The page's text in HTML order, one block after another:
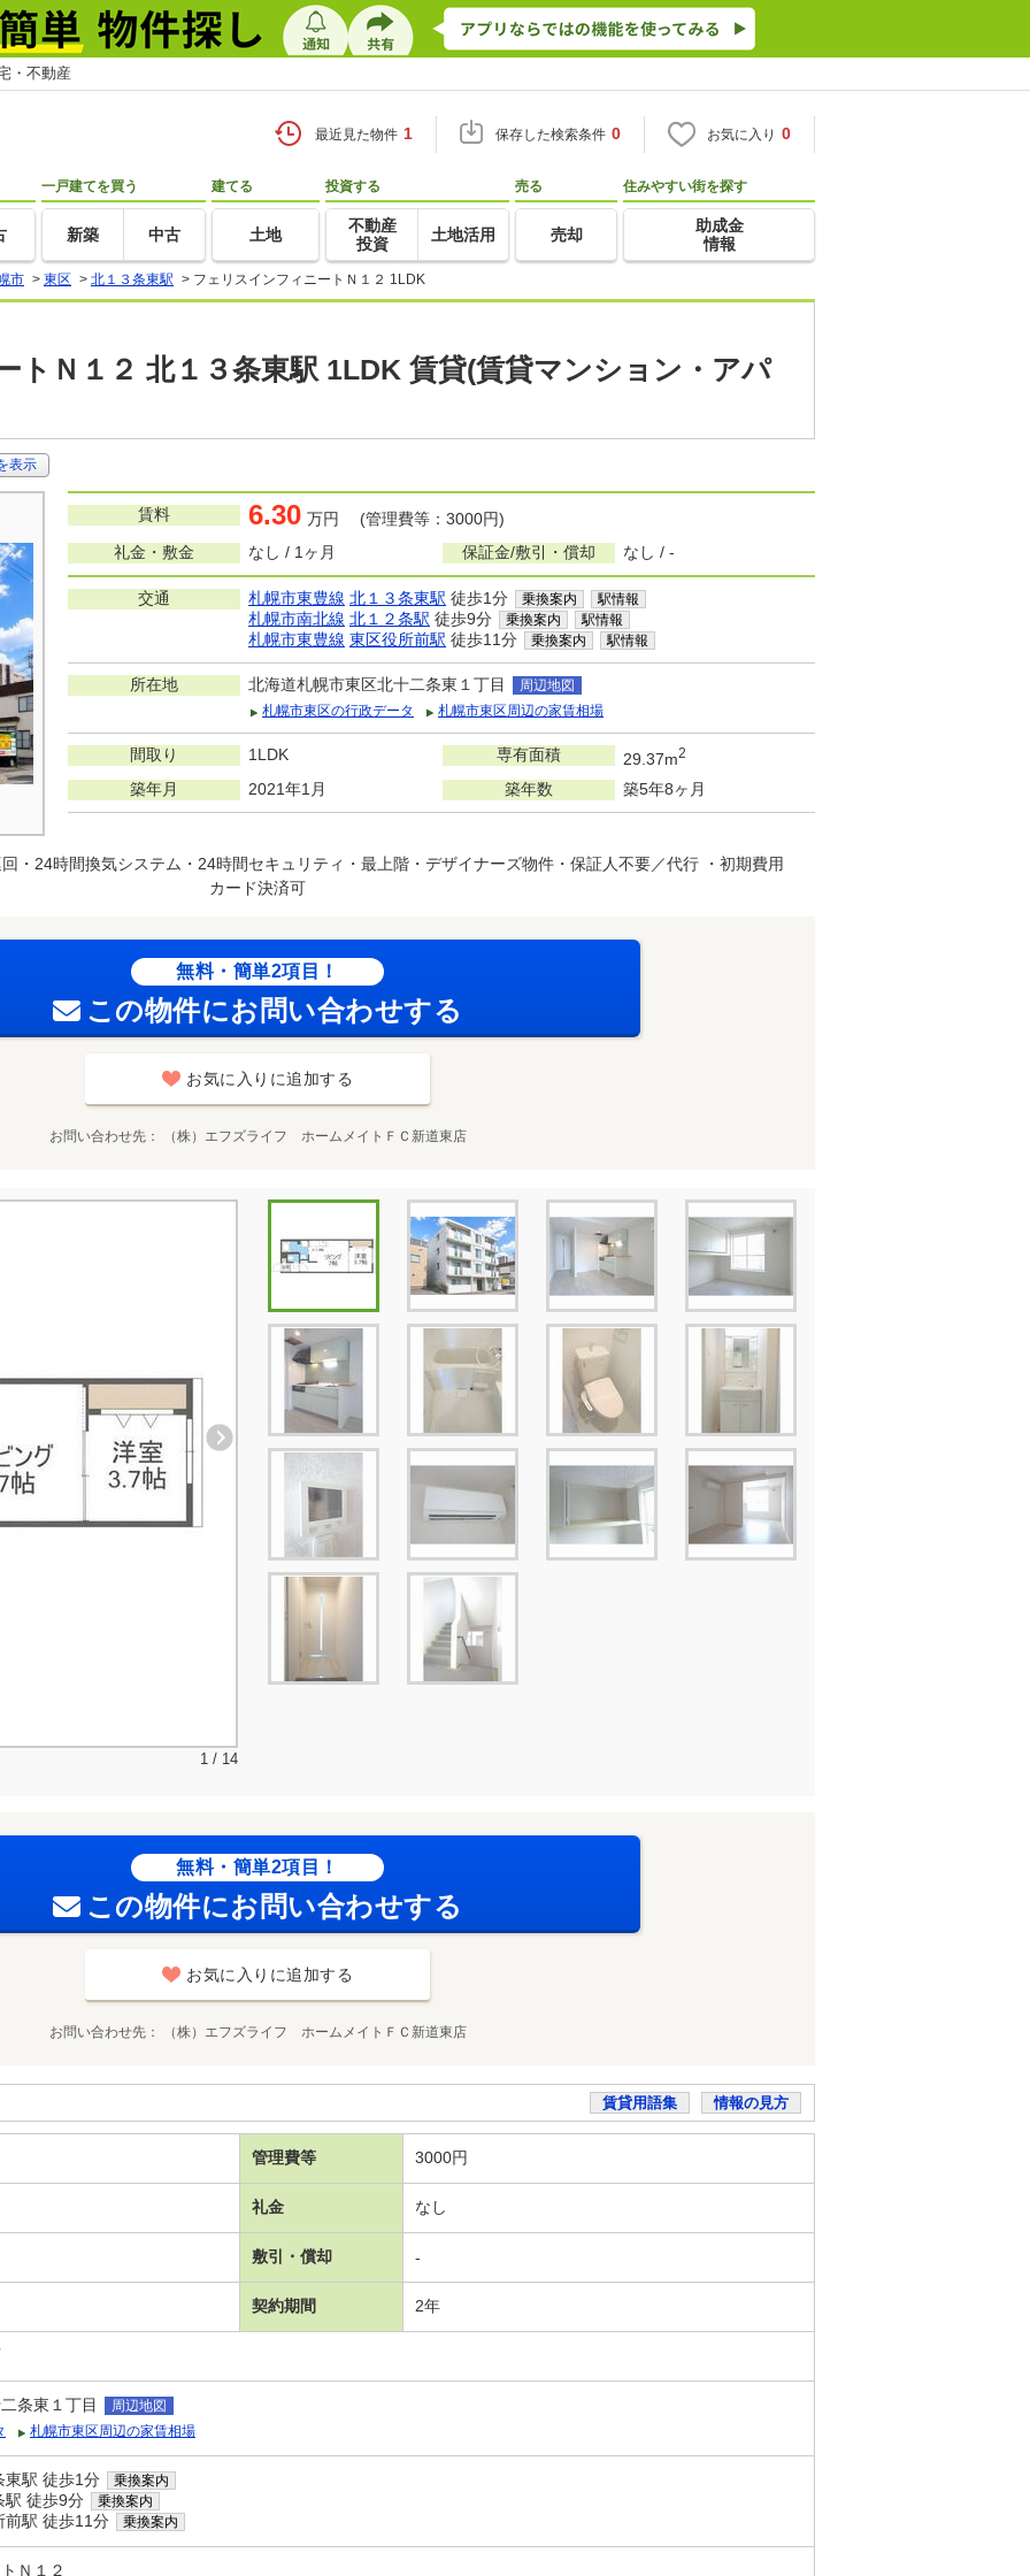
・不動産
最近見た物件 1 保存した検索条件 0 お気に入り 0
一戸建てを買う
新築 中古
建てる
土地
投資する
不動産
投資
土地活用
売る
売却
住みやすい街を探す
助成金
情報
市 > 東区 > 北１３条東駅 > フェリスインフィニートＮ１２ 1LDK
トＮ１２ 北１３条東駅 1LDK 賃貸(賃貸マンション・アパ
表示
賃料 6.30 万円 (管理費等：3000円)
礼金・敷金
なし / 1ヶ月 保証金/敷引・償却 なし / -
交通 札幌市東豊線 北１３条東駅 徒歩1分 乗換案内 駅情報
札幌市南北線 北１２条駅 徒歩9分 乗換案内 駅情報
札幌市東豊線 東区役所前駅 徒歩11分 乗換案内 駅情報
所在地 北海道札幌市東区北十二条東１丁目
周辺地図
札幌市東区の行政データ
札幌市東区周辺の家賃相場
間取り 1LDK 専有面積 29.37m2
築年月 2021年1月 築年数 築5年8ヶ月
・24時間換気システム・24時間セキュリティ・最上階・デザイナーズ物件・保証人不要／代行 ・初期費用
カード決済可
無料・簡単2項目！
この物件にお問い合わせする
お気に入りに追加する
お問い合わせ先 （株）エフズライフ ホームメイトＦＣ新道東店
1 / 14
無料・簡単2項目！
この物件にお問い合わせする
お気に入りに追加する
お問い合わせ先 （株）エフズライフ ホームメイトＦＣ新道東店
賃貸用語集 情報の見方
管理費等 3000円
礼金 なし
敷引・償却 -
契約期間 2年
条東１丁目
周辺地図
札幌市東区周辺の家賃相場
東駅 徒歩1分 乗換案内
駅 徒歩9分 乗換案内
前駅 徒歩11分 乗換案内
Ｎ１２